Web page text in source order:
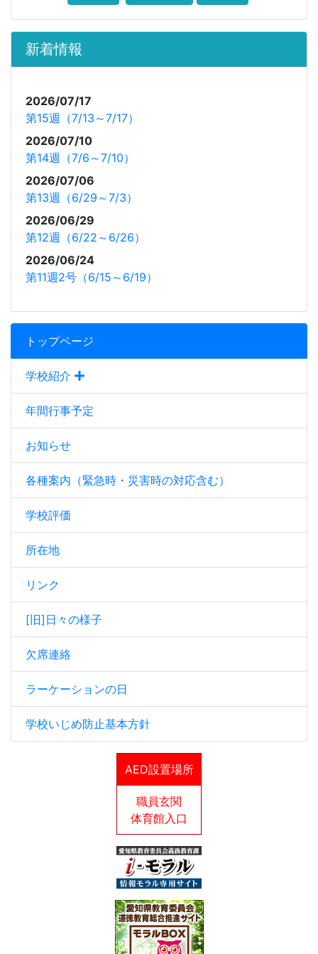
トップページ
学校紹介
年間行事予定
お知らせ
各種案内（緊急時・災害時の対応含む）
学校評価
所在地
リンク
[旧]日々の様子
欠席連絡
ラーケーションの日
学校いじめ防止基本方針
AED設置場所
職員玄関
体育館入口
新着情報
2026/07/17
第15週（7/13～7/17）
2026/07/10
第14週（7/6～7/10）
2026/07/06
第13週（6/29～7/3）
2026/06/29
第12週（6/22～6/26）
2026/06/24
第11週2号（6/15～6/19）